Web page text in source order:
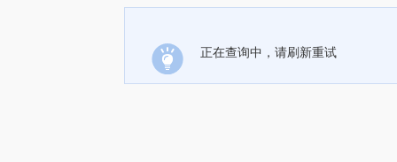
正在查询中，请刷新重试